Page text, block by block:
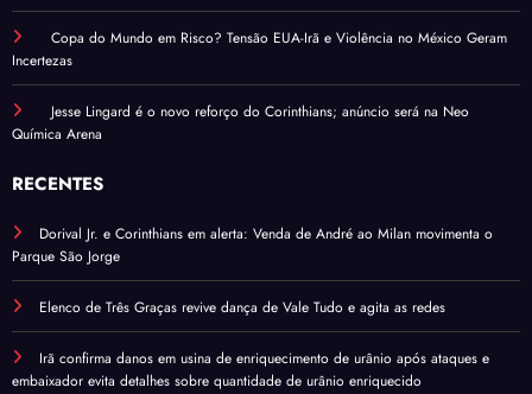
Copa do Mundo em Risco? Tensão EUA-Irã e Violência no México Geram
Incertezas
Jesse Lingard é o novo reforço do Corinthians; anúncio será na Neo
Química Arena
RECENTES
Dorival Jr. e Corinthians em alerta: Venda de André ao Milan movimenta o
Parque São Jorge
Elenco de Três Graças revive dança de Vale Tudo e agita as redes
Irã confirma danos em usina de enriquecimento de urânio após ataques e
embaixador evita detalhes sobre quantidade de urânio enriquecido